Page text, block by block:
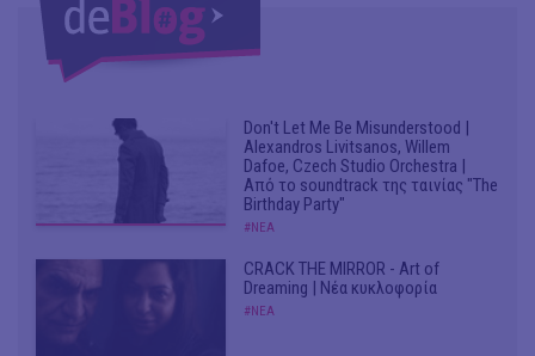
Don't Let Me Be Misunderstood |
Alexandros Livitsanos, Willem
Dafoe, Czech Studio Orchestra |
Από το soundtrack της ταινίας "The
Birthday Party"
#ΝΕΑ
CRACK THE MIRROR - Art of
Dreaming | Νέα κυκλοφορία
#ΝΕΑ